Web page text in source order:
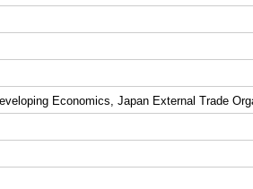
Economics, Japan External Trade